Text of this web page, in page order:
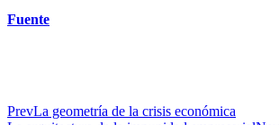
Fuente
PrevLa geometría de la crisis económica